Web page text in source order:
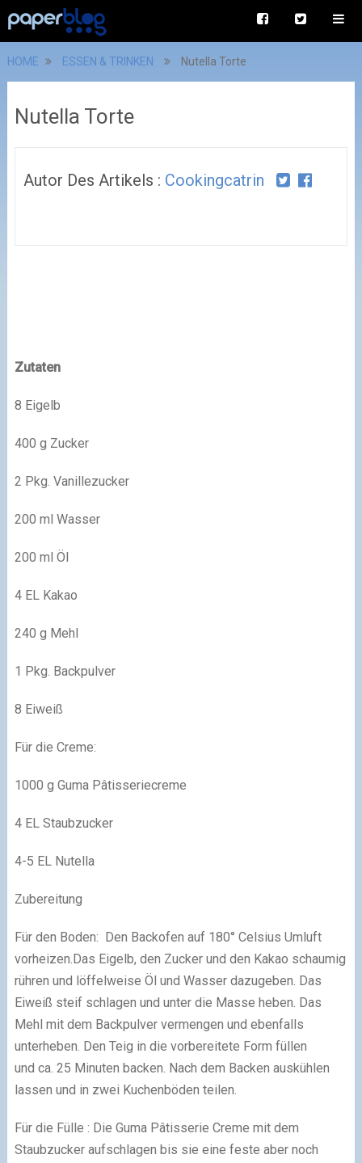
HOME ESSEN & TRINKEN Nutella Torte
Nutella Torte
Autor Des Artikels : Cookingcatrin
Zutaten
8 Eigelb
400 g Zucker
2 Pkg. Vanillezucker
200 ml Wasser
200 ml Öl
4 EL Kakao
240 g Mehl
1 Pkg. Backpulver
8 Eiweiß
Für die Creme:
1000 g Guma Pâtisseriecreme
4 EL Staubzucker
4-5 EL Nutella
Zubereitung
Für den Boden: Den Backofen auf 180° Celsius Umluft
vorheizen.Das Eigelb, den Zucker und den Kakao schaumig
rühren und löffelweise Öl und Wasser dazugeben. Das
Eiweiß steif schlagen und unter die Masse heben. Das
Mehl mit dem Backpulver vermengen und ebenfalls
unterheben. Den Teig in die vorbereitete Form füllen
und ca. 25 Minuten backen. Nach dem Backen auskühlen
lassen und in zwei Kuchenböden teilen.
Für die Fülle : Die Guma Pâtisserie Creme mit dem
Staubzucker aufschlagen bis sie eine feste aber noch